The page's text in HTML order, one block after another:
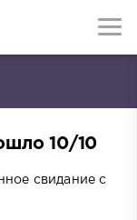
10/10
свидание с